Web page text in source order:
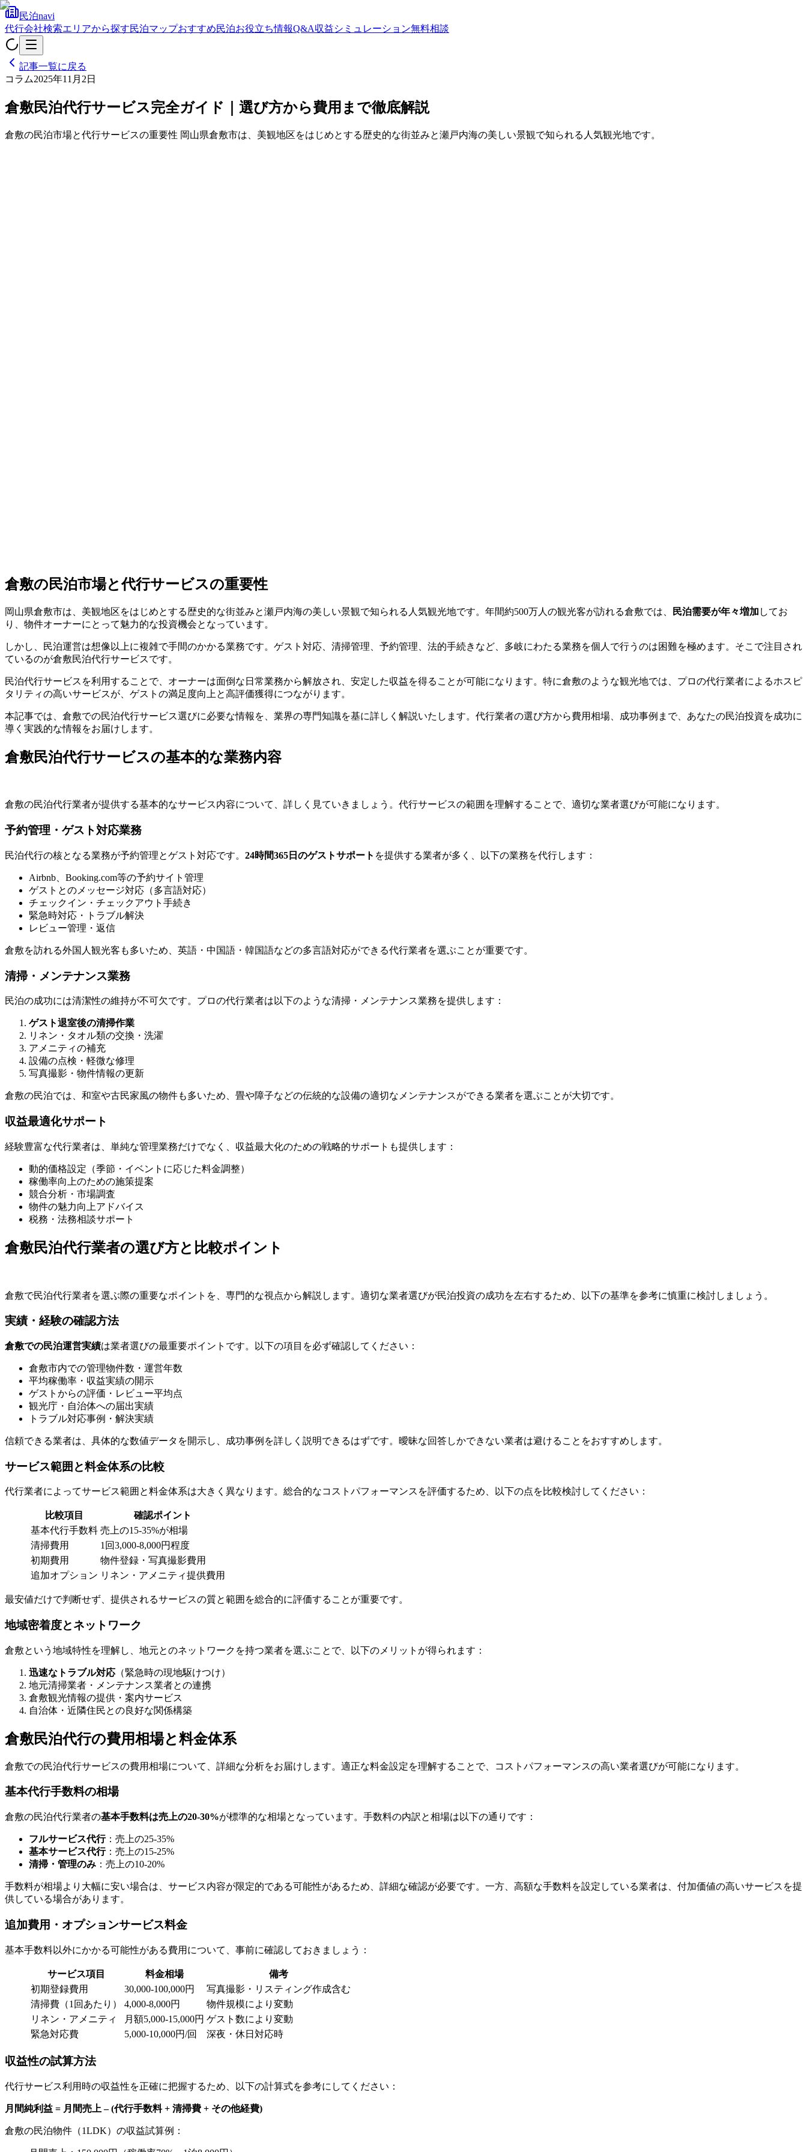
民泊navi
代行会社検索エリアから探す民泊マップおすすめ民泊お役立ち情報Q&A収益シミュレーション無料相談
記事一覧に戻る
コラム2025年11月2日
倉敷民泊代行サービス完全ガイド｜選び方から費用まで徹底解説
倉敷の民泊市場と代行サービスの重要性 岡山県倉敷市は、美観地区をはじめとする歴史的な街並みと瀬戸内海の美しい景観で知られる人気観光地です。
倉敷の民泊市場と代行サービスの重要性
岡山県倉敷市は、美観地区をはじめとする歴史的な街並みと瀬戸内海の美しい景観で知られる人気観光地です。年間約500万人の観光客が訪れる倉敷では、 民泊需要が年々増加 してお
り、物件オーナーにとって魅力的な投資機会となっています。
しかし、民泊運営は想像以上に複雑で手間のかかる業務です。ゲスト対応、清掃管理、予約管理、法的手続きなど、多岐にわたる業務を個人で行うのは困難を極めます。そこで注目され
ているのが倉敷民泊代行サービスです。
民泊代行サービスを利用することで、オーナーは面倒な日常業務から解放され、安定した収益を得ることが可能になります。特に倉敷のような観光地では、プロの代行業者によるホスピ
タリティの高いサービスが、ゲストの満足度向上と高評価獲得につながります。
本記事では、倉敷での民泊代行サービス選びに必要な情報を、業界の専門知識を基に詳しく解説いたします。代行業者の選び方から費用相場、成功事例まで、あなたの民泊投資を成功に
導く実践的な情報をお届けします。
倉敷民泊代行サービスの基本的な業務内容
倉敷の民泊代行業者が提供する基本的なサービス内容について、詳しく見ていきましょう。代行サービスの範囲を理解することで、適切な業者選びが可能になります。
予約管理・ゲスト対応業務
民泊代行の核となる業務が予約管理とゲスト対応です。 24時間365日のゲストサポート を提供する業者が多く、以下の業務を代行します：
Airbnb、Booking.com等の予約サイト管理
ゲストとのメッセージ対応（多言語対応）
チェックイン・チェックアウト手続き
緊急時対応・トラブル解決
レビュー管理・返信
倉敷を訪れる外国人観光客も多いため、英語・中国語・韓国語などの多言語対応ができる代行業者を選ぶことが重要です。
清掃・メンテナンス業務
民泊の成功には清潔性の維持が不可欠です。プロの代行業者は以下のような清掃・メンテナンス業務を提供します：
ゲスト退室後の清掃作業
リネン・タオル類の交換・洗濯
アメニティの補充
設備の点検・軽微な修理
写真撮影・物件情報の更新
倉敷の民泊では、和室や古民家風の物件も多いため、畳や障子などの伝統的な設備の適切なメンテナンスができる業者を選ぶことが大切です。
収益最適化サポート
経験豊富な代行業者は、単純な管理業務だけでなく、収益最大化のための戦略的サポートも提供します：
動的価格設定（季節・イベントに応じた料金調整）
稼働率向上のための施策提案
競合分析・市場調査
物件の魅力向上アドバイス
税務・法務相談サポート
倉敷民泊代行業者の選び方と比較ポイント
倉敷で民泊代行業者を選ぶ際の重要なポイントを、専門的な視点から解説します。適切な業者選びが民泊投資の成功を左右するため、以下の基準を参考に慎重に検討しましょう。
実績・経験の確認方法
倉敷での民泊運営実績は業者選びの最重要ポイントです。以下の項目を必ず確認してください：
倉敷市内での管理物件数・運営年数
平均稼働率・収益実績の開示
ゲストからの評価・レビュー平均点
観光庁・自治体への届出実績
トラブル対応事例・解決実績
信頼できる業者は、具体的な数値データを開示し、成功事例を詳しく説明できるはずです。曖昧な回答しかできない業者は避けることをおすすめします。
サービス範囲と料金体系の比較
代行業者によってサービス範囲と料金体系は大きく異なります。総合的なコストパフォーマンスを評価するため、以下の点を比較検討してください：
比較項目
確認ポイント
基本代行手数料 売上の15-35%が相場
清掃費用
1回3,000-8,000円程度
初期費用
物件登録・写真撮影費用
追加オプション リネン・アメニティ提供費用
最安値だけで判断せず、提供されるサービスの質と範囲を総合的に評価することが重要です。
地域密着度とネットワーク
倉敷という地域特性を理解し、地元とのネットワークを持つ業者を選ぶことで、以下のメリットが得られます：
迅速なトラブル対応 （緊急時の現地駆けつけ）
地元清掃業者・メンテナンス業者との連携
倉敷観光情報の提供・案内サービス
自治体・近隣住民との良好な関係構築
倉敷民泊代行の費用相場と料金体系
倉敷での民泊代行サービスの費用相場について、詳細な分析をお届けします。適正な料金設定を理解することで、コストパフォーマンスの高い業者選びが可能になります。
基本代行手数料の相場
倉敷の民泊代行業者の基本手数料は売上の20-30%が標準的な相場となっています。手数料の内訳と相場は以下の通りです：
フルサービス代行：売上の25-35%
基本サービス代行：売上の15-25%
清掃・管理のみ ：売上の10-20%
手数料が相場より大幅に安い場合は、サービス内容が限定的である可能性があるため、詳細な確認が必要です。一方、高額な手数料を設定している業者は、付加価値の高いサービスを提
供している場合があります。
追加費用・オプションサービス料金
基本手数料以外にかかる可能性がある費用について、事前に確認しておきましょう：
サービス項目 料金相場
備考
初期登録費用
30,000-100,000円
写真撮影・リスティング作成含む
清掃費（1回あたり）
4,000-8,000円
物件規模により変動
リネン・アメニティ
月額5,000-15,000円 ゲスト数により変動
緊急対応費
5,000-10,000円/回 深夜・休日対応時
収益性の試算方法
代行サービス利用時の収益性を正確に把握するため、以下の計算式を参考にしてください：
月間純利益 = 月間売上 – (代行手数料 + 清掃費 + その他経費)
倉敷の民泊物件（1LDK）の収益試算例：